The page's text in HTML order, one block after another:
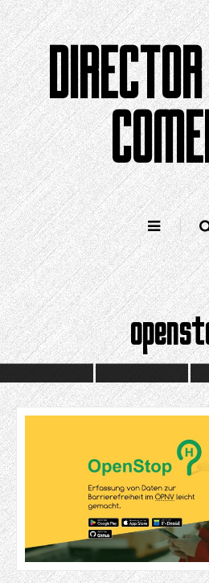
Sari
la
conținut